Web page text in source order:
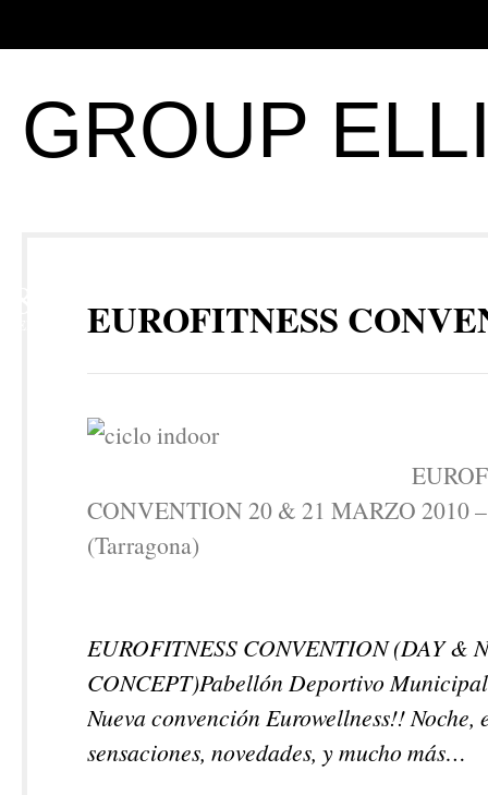
GROUP
EUROFITNESS
CONVENTION 20 & 21 MARZO 2010
(Tarragona)
EUROFITNESS CONVENTION (DAY &
CONCEPT)Pabellón Deportivo
Nueva convención Eurowellness!! Noche,
sensaciones, novedades, y mucho más…